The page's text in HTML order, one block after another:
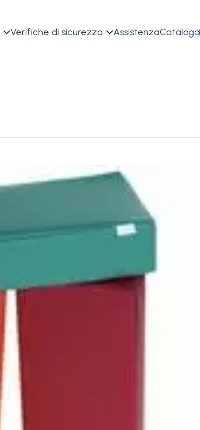
Verifiche di sicurezza AssistenzaCatalogo